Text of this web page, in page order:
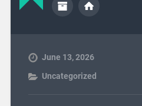
June 13, 2026
Uncategorized